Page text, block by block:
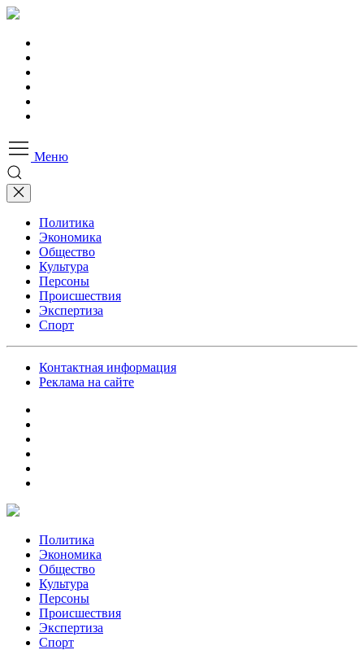
Меню
Политика
Экономика
Общество
Культура
Персоны
Происшествия
Экспертиза
Спорт
Контактная информация
Реклама на сайте
Политика
Экономика
Общество
Культура
Персоны
Происшествия
Экспертиза
Спорт